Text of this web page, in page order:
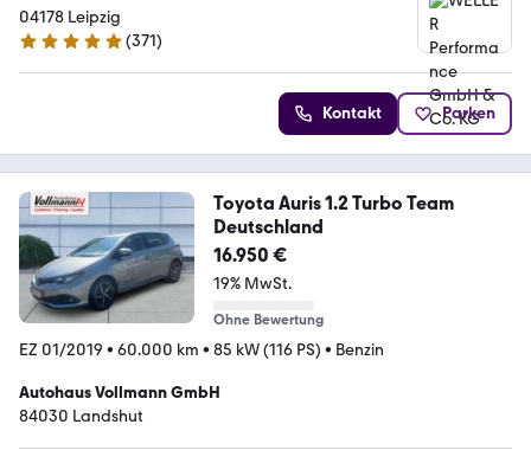
04178 Leipzig
4.8 Sterne
(371)
Kontakt Parken
Toyota Auris 1.2 Turbo Team
Deutschland
16.950 €
19% MwSt.
Ohne Bewertung
EZ 01/2019 • 60.000 km • 85 kW (116 PS) • Benzin
Autohaus Vollmann GmbH
84030 Landshut